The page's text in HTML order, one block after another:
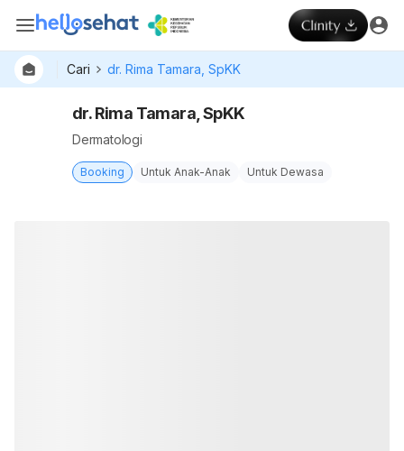
Cari dr. Rima Tamara, SpKK
dr. Rima Tamara, SpKK
Dermatologi
Booking Untuk Anak-Anak Untuk Dewasa